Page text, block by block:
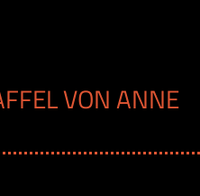
VON ANNE